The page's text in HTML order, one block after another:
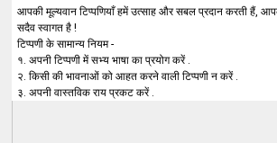
आपकी मूल्यवान टिप्पणियाँ हमें उत्साह और सबल प्रदान करती हैं, आपके
सदैव स्वागत है !
टिप्पणी के सामान्य नियम -
१. अपनी टिप्पणी में सभ्य भाषा का प्रयोग करें .
२. किसी की भावनाओं को आहत करने वाली टिप्पणी न करें .
३. अपनी वास्तविक राय प्रकट करें .